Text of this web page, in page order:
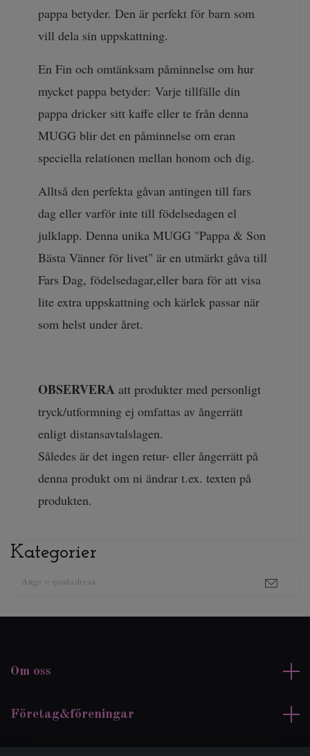
Kategorier
pappa betyder. Den är perfekt för barn som
vill dela sin uppskattning.
En Fin och omtänksam påminnelse om hur
mycket pappa betyder: Varje tillfälle din
pappa dricker sitt kaffe eller te från denna
MUGG blir det en påminnelse om eran
speciella relationen mellan honom och dig.
Alltså den perfekta gåvan antingen till fars
dag eller varför inte till födelsedagen el
julklapp. Denna unika MUGG "Pappa & Son
Bästa Vänner för livet" är en utmärkt gåva till
Fars Dag, födelsedagar,eller bara för att visa
lite extra uppskattning och kärlek passar när
som helst under året.
OBSERVERA att produkter med personligt
tryck/utformning ej omfattas av ångerrätt
enligt distansavtalslagen.
Således är det ingen retur- eller ångerrätt på
denna produkt om ni ändrar t.ex. texten på
produkten.
Om oss
Företag&föreningar